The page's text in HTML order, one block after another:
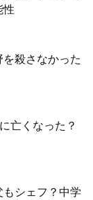
性
を殺さなかった
亡くなった？
シェフ？中学